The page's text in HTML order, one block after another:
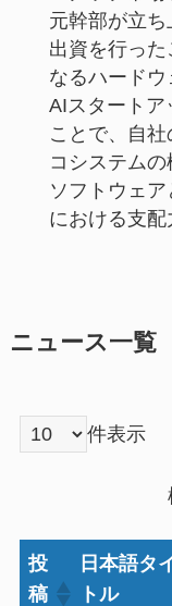
元幹部が立
出資を行っ
なるハード
AIスタートア
ことで、自
コシステムの
ソフトウェ
における支配
ニュース一覧
件表示
投
稿
日本語タ
トル